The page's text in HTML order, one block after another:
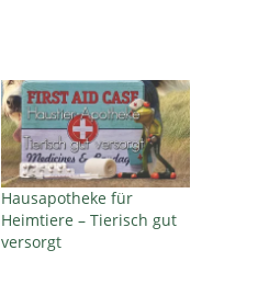
Hausapotheke für
Heimtiere – Tierisch gut
versorgt